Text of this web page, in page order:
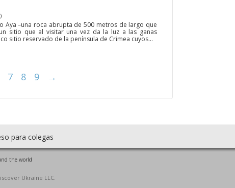
Aya –una roca abrupta de 500 metros de largo que
sitio que al visitar una vez da la luz a las ganas
sitio reservado de la península de Crimea cuyos...
7 8 9 →
para colegas
the world
Ukraine LLC.